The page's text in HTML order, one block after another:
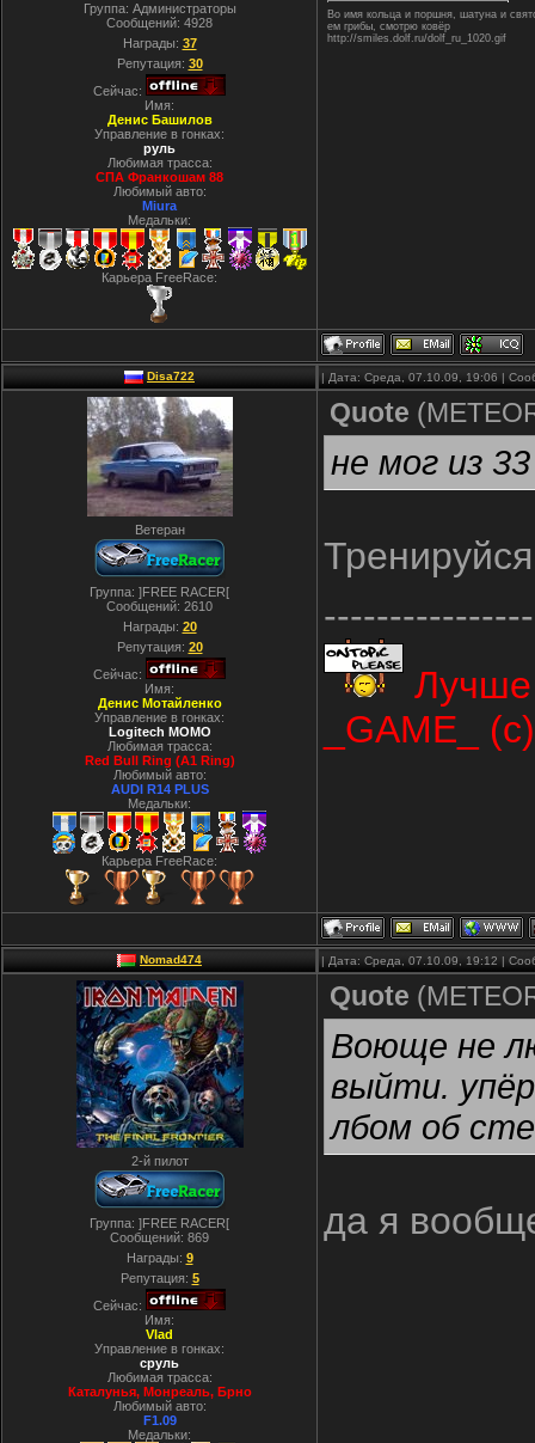
Группа: Администраторы
Сообщений: 4928
Награды: 37
Репутация: 30
Сейчас:
Имя:
Денис Башилов
Управление в гонках:
руль
Любимая трасса:
СПА Франкошам 88
Любимый авто:
Miura
Медальки:
Карьера FreeRace:
Во имя кольца и поршня, шатуна и
ем грибы, смотрю ковёр
http://smiles.dolf.ru/dolf_ru_1020.gif
Disa722 | Дата: Среда, 07.10.09, 19:06 |
Ветеран
Группа: ]FREE RACER[
Сообщений: 2610
Награды: 20
Репутация: 20
Сейчас:
Имя:
Денис Мотайленко
Управление в гонках:
Logitech MOMO
Любимая трасса:
Red Bull Ring (A1 Ring)
Любимый авто:
AUDI R14 PLUS
Медальки:
Карьера FreeRace:
Quote (
не мог из
Лучше
_GAME_ (с)
Nomad474 | Дата: Среда, 07.10.09, 19:12 |
2-й пилот
Группа: ]FREE RACER[
Сообщений: 869
Награды: 9
Репутация: 5
Сейчас:
Имя:
Vlad
Управление в гонках:
сруль
Любимая трасса:
Каталунья, Монреаль, Брно
Любимый авто:
F1.09
Медальки:
Quote (
Воюще не
выйти.
лбом об
да я